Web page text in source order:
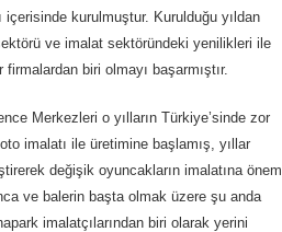
içerisinde kurulmuştur. Kurulduğu yıldan
ve imalat sektöründeki yenilikleri ile
biri olmayı başarmıştır.
Merkezleri o yılların Türkiye’sinde zor
imalatı ile üretimine başlamış, yıllar
değişik oyuncakların imalatına önem
ve balerin başta olmak üzere şu anda
imalatçılarından biri olarak yerini